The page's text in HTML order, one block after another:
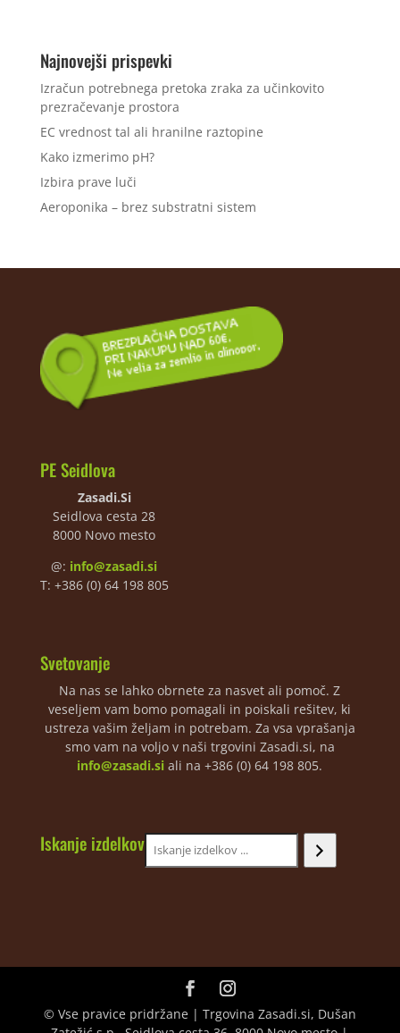
Najnovejši prispevki
Izračun potrebnega pretoka zraka za učinkovito
prezračevanje prostora
EC vrednost tal ali hranilne raztopine
Kako izmerimo pH?
Izbira prave luči
Aeroponika – brez substratni sistem
PE Seidlova
Zasadi.Si
Seidlova cesta 28
8000 Novo mesto
@: info@zasadi.si
T: +386 (0) 64 198 805
Svetovanje
Na nas se lahko obrnete za nasvet ali pomoč. Z
veseljem vam bomo pomagali in poiskali rešitev, ki
ustreza vašim željam in potrebam. Za vsa vprašanja
smo vam na voljo v naši trgovini Zasadi.si, na
info@zasadi.si ali na +386 (0) 64 198 805.
Iskanje izdelkov
© Vse pravice pridržane | Trgovina Zasadi.si, Dušan